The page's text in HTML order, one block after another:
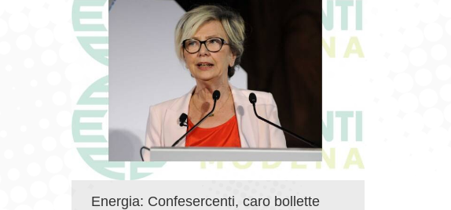
Energia: Confesercenti, caro bollette